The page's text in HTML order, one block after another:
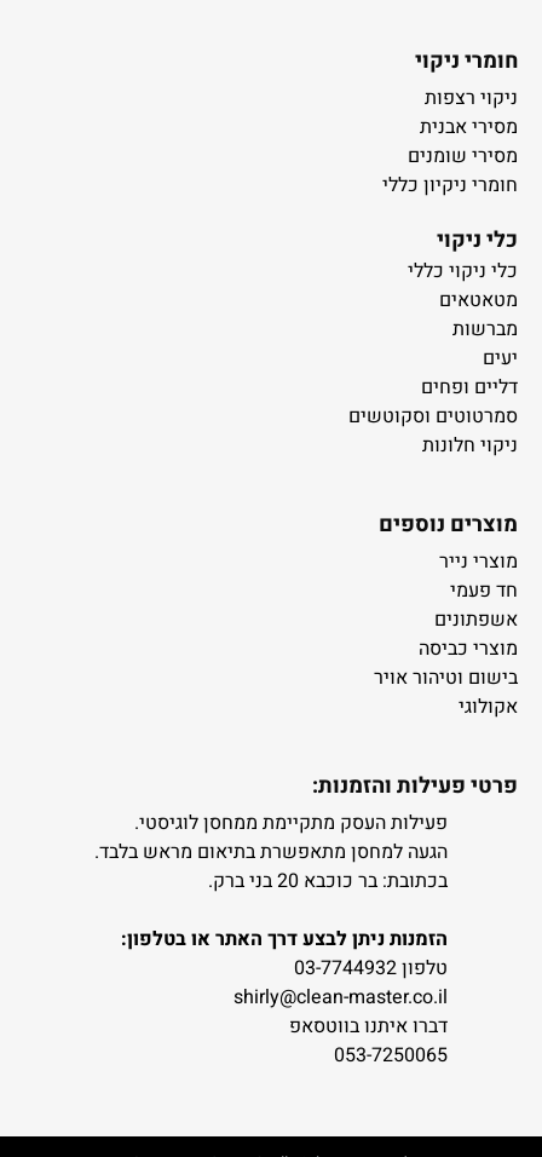
חומרי ניקוי
ניקוי רצפות
מסירי אבנית
מסירי שומנים
חומרי ניקיון כללי
כלי ניקוי
כלי ניקוי כללי
מטאטאים
מברשות
יעים
דליים ופחים
סמרטוטים וסקוטשים
ניקוי חלונות
מוצרים נוספים
מוצרי נייר
חד פעמי
אשפתונים
מוצרי כביסה
בישום וטיהור אויר
אקולוגי
פרטי פעילות והזמנות:
פעילות העסק מתקיימת ממחסן לוגיסטי.
הגעה למחסן מתאפשרת בתיאום מראש בלבד.
בכתובת: בר כוכבא 20 בני ברק.
הזמנות ניתן לבצע דרך האתר או בטלפון:
טלפון 03-7744932
shirly@clean-master.co.il
דברו איתנו בווטסאפ
053-7250065